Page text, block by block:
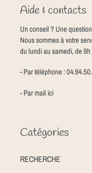
Aide & contacts
Un conseil ? Une
Nous sommes à votre
du lundi au samedi, de
- Par téléphone :
- Par mail ici
Catégories
RECHERCHE